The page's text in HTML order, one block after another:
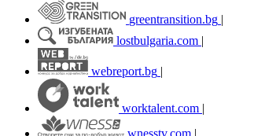
greentransition.bg |
lostbulgaria.com |
webreport.bg |
worktalent.com |
wnesstv.com |